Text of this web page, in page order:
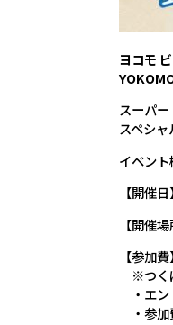
ヨコモ
スーパ
スペシ
イベン
【開催
【開催
【参加
※つく
・エン
・参加